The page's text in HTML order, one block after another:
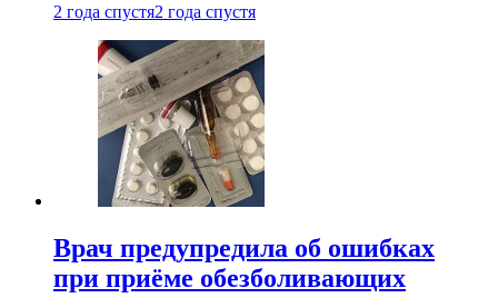
2 года спустя2 года спустя
Врач предупредила об ошибках
при приëме обезболивающих